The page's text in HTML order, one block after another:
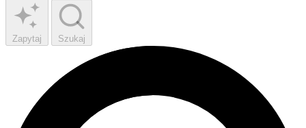
Zapytaj Szukaj